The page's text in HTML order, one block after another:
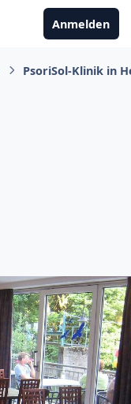
Anmelden
PsoriSol-Klinik in